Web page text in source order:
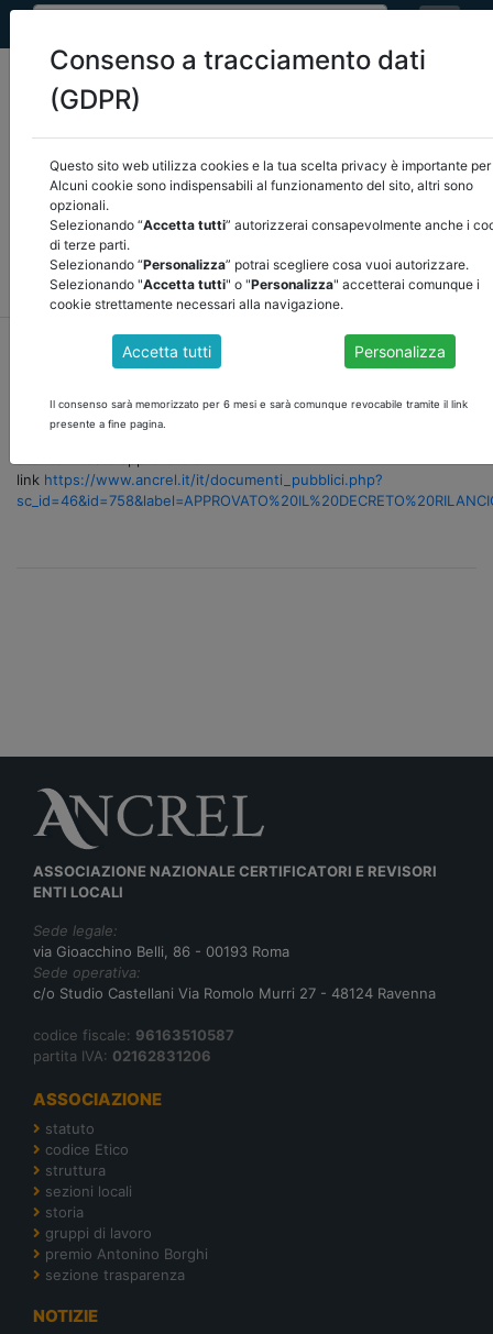
Seleziona una categoria: ARTICOLI ANCREL
COMUNICAZIONI NOVITÀ NORMATIVE
RASSEGNA STAMPA VEDI TUTTE
notizie novità normative torna indietro
APPROVATO IL DECRETO RILANCIO 2020
link https://www.ancrel.it/it/documenti_pubblici.php?
ASSOCIAZIONE NAZIONALE CERTIFICATORI E REVISORI
ENTI LOCALI
Sede legale:
via Gioacchino Belli, 86 - 00193 Roma
Sede operativa:
c/o Studio Castellani Via Romolo Murri 27 - 48124 Ravenna
codice fiscale: 96163510587
partita IVA: 02162831206
ASSOCIAZIONE
statuto
codice Etico
struttura
sezioni locali
storia
gruppi di lavoro
premio Antonino Borghi
sezione trasparenza
NOTIZIE
Consenso a tracciamento dati
(GDPR)
Questo sito web utilizza cookies e la tua scelta privacy è importante per
Alcuni cookie sono indispensabili al funzionamento del sito, altri sono
opzionali.
Selezionando “Accetta tutti” autorizzerai consapevolmente anche i
di terze parti.
Selezionando “Personalizza” potrai scegliere cosa vuoi autorizzare.
Selezionando "Accetta tutti" o "Personalizza" accetterai comunque i
cookie strettamente necessari alla navigazione.
Accetta tutti Personalizza
Il consenso sarà memorizzato per 6 mesi e sarà comunque revocabile tramite il link
presente a fine pagina.